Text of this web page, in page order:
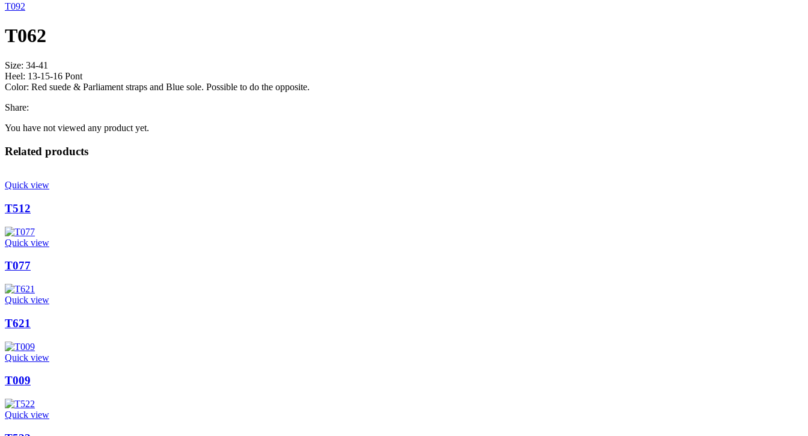
T092
T062
Size: 34-41
Heel: 13-15-16 Pont
Color: Red suede & Parliament straps and Blue sole. Possible to do the opposite.
Share:
You have not viewed any product yet.
Related products
Quick view
T512
Quick view
T077
Quick view
T621
Quick view
T009
Quick view